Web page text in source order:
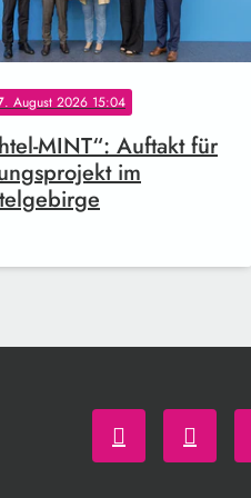
. August 2026 15:04
MINT“: Auftakt für
im